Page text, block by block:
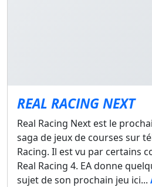
REAL RACING NEXT
Real Racing Next est le
saga de jeux de courses sur
Racing. Il est vu par certains
Real Racing 4. EA donne
sujet de son prochain jeu ici...